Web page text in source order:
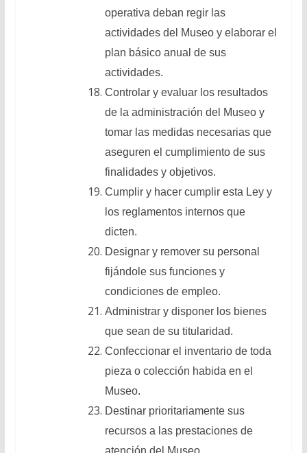
operativa deban regir las
actividades del Museo y elaborar el
plan básico anual de sus
actividades.
Controlar y evaluar los resultados
de la administración del Museo y
tomar las medidas necesarias que
aseguren el cumplimiento de sus
finalidades y objetivos.
Cumplir y hacer cumplir esta Ley y
los reglamentos internos que
dicten.
Designar y remover su personal
fijándole sus funciones y
condiciones de empleo.
Administrar y disponer los bienes
que sean de su titularidad.
Confeccionar el inventario de toda
pieza o colección habida en el
Museo.
Destinar prioritariamente sus
recursos a las prestaciones de